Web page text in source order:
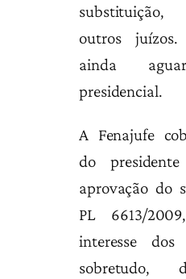
substituição,
outros
ainda
presidencial.
A Fenajufe
do
aprovação do
PL 6613/
interesse dos
sobretudo,